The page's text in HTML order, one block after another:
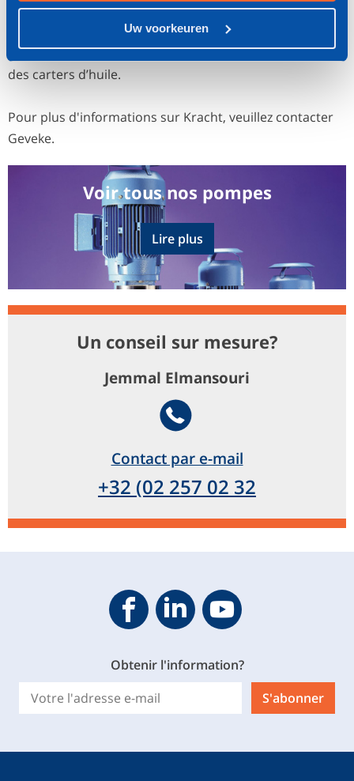
Uw voorkeuren
L’entreprise a déjà fourni des solutions pour la
lubrification des boîtes de vitesses d’éoliennes, des
moteurs diesel bi-carburant, et pour l’intégration dans
des carters d’huile.
Pour plus d'informations sur Kracht, veuillez contacter
Geveke.
Voir tous nos pompes
Lire plus
Telephone
Un conseil sur mesure?
Jemmal Elmansouri
Contact par e-mail
+32 (02 257 02 32
Geveke FacebookGeveke YouTube
Obtenir l'information?
S'abonner